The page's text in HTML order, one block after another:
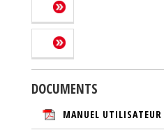
DOCUMENTS
MANUEL UTILISATEUR